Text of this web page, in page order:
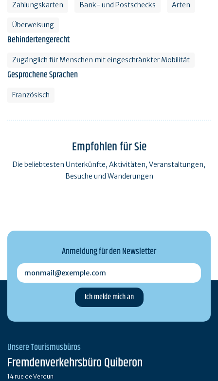
Zahlungskarten Bank- und Postschecks Arten
Überweisung
Behindertengerecht
Zugänglich für Menschen mit eingeschränkter Mobilität
Gesprochene Sprachen
Französisch
Empfohlen für Sie
Die beliebtesten Unterkünfte, Aktivitäten, Veranstaltungen,
Besuche und Wanderungen
Anmeldung für den Newsletter
monmail@exemple.com
Unsere Tourismusbüros
Fremdenverkehrsbüro Quiberon
14 rue de Verdun